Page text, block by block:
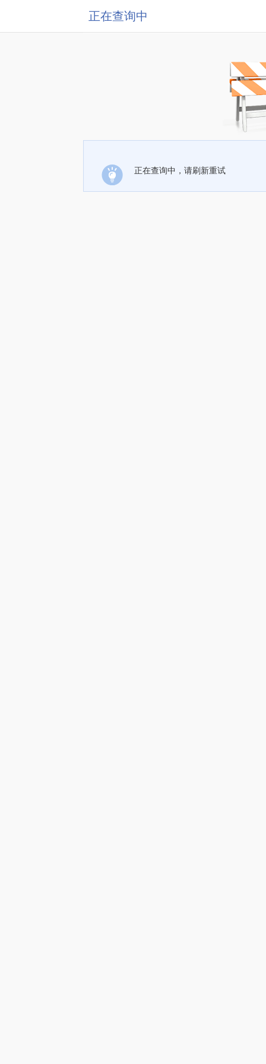
正在查询中
正在查询中，请刷新重试